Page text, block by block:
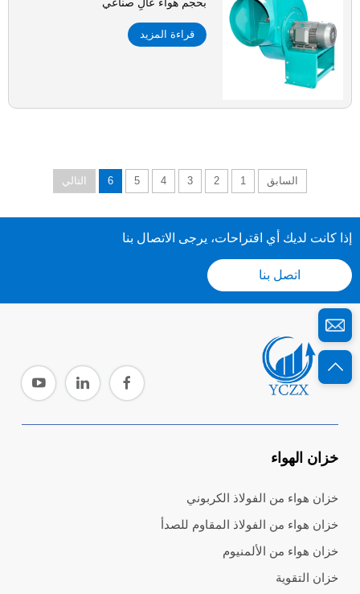
قراءة المزيد
السابق 1
2
3
4
5
6 التالي
إذا كانت لديك أي اقتراحات، يرجى الاتصال بنا
اتصل بنا
خزان الهواء
خزان هواء من الفولاذ الكربوني
خزان هواء من الفولاذ المقاوم للصدأ
خزان هواء من الألمنيوم
خزان التقوية